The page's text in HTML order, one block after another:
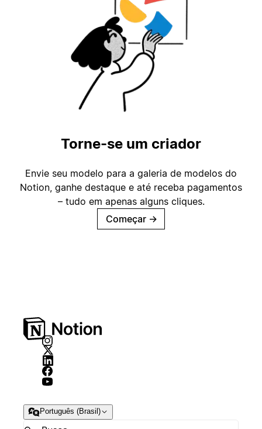
Torne-se um criador
Envie seu modelo para a galeria de modelos do
Notion, ganhe destaque e até receba pagamentos
– tudo em apenas alguns cliques.
Começar →
Português (Brasil)